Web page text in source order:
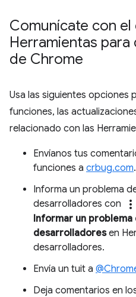
Comunícate con
Herramientas
de Chrome
Usa las siguientes opciones
funciones, las
relacionado con las
Envíanos tus
funciones a crbug.com.
Informa un problema
desarrolladores con
more_vert
Informar un
desarrolladoresen
desarrolladores.
Envía un tuit a
Deja comentarios en